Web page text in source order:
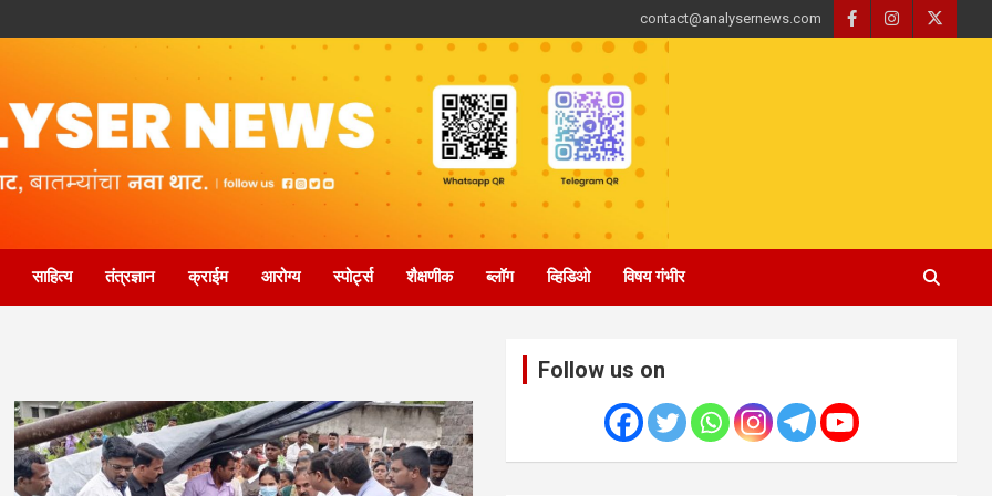
contact@analysernews.com
साहित्य तंत्रज्ञान क्राईम आरोग्य स्पोर्ट्स शैक्षणीक ब्लॉग व्हिडिओ विषय गंभीर
Follow us on